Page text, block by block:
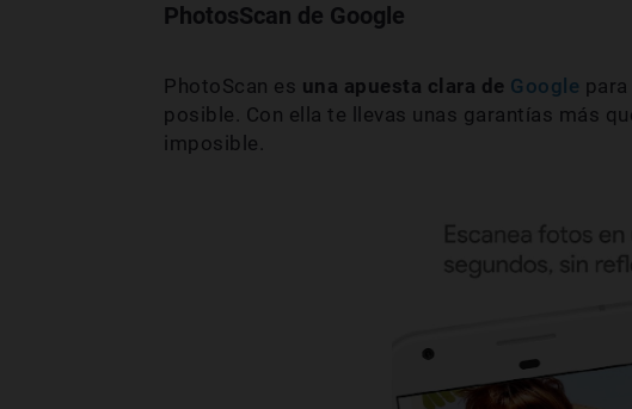
PhotosScan de Google
PhotoScan es una apuesta clara de Google
posible. Con ella te llevas unas garantías más
imposible.